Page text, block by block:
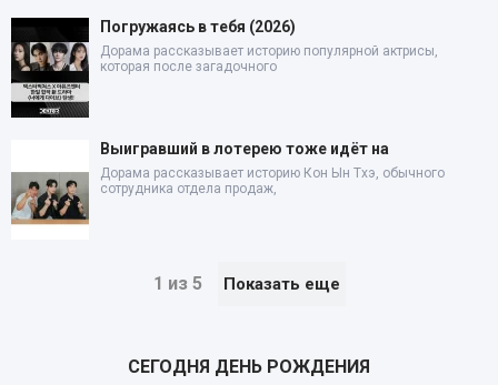
Погружаясь в тебя (2026)
Дорама рассказывает историю популярной актрисы,
которая после загадочного
Выигравший в лотерею тоже идёт на
Дорама рассказывает историю Кон Ын Тхэ, обычного
сотрудника отдела продаж,
1 из 5 Показать еще
СЕГОДНЯ ДЕНЬ РОЖДЕНИЯ